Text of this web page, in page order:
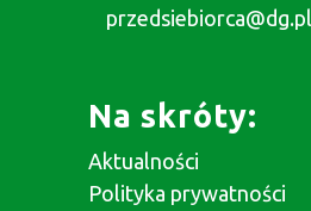
przedsiebiorca@dg.pl
Na skróty:
Aktualności
Polityka prywatności